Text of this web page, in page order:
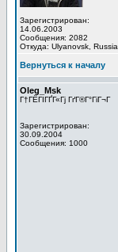
Зарегистрирован:
14.06.2003
Сообщения: 2082
Откуда: Ulyanovsk, Russia
Вернуться к началу
Oleg_Msk
Г†ГЁГІГҐГ«Гј ГґГ®Г°ГіГ¬Г
Зарегистрирован:
30.09.2004
Сообщения: 1000